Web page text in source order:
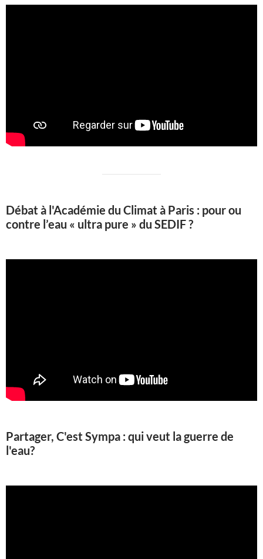
Débat à l'Académie du Climat à Paris : pour ou
contre l’eau « ultra pure » du SEDIF ?
Partager, C'est Sympa : qui veut la guerre de
l'eau?